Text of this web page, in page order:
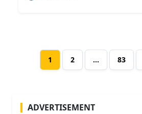
1 2 … 83
ADVERTISEMENT